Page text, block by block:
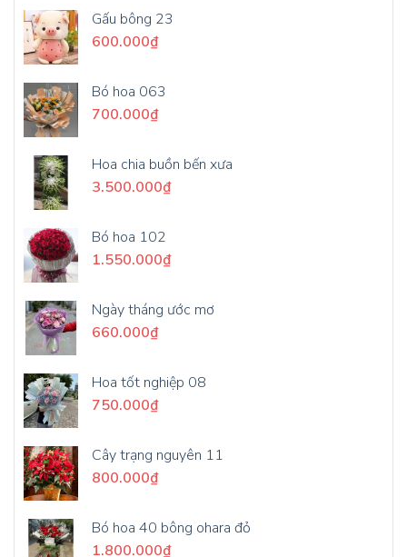
Gấu bông 23
600.000₫
Bó hoa 063
700.000₫
Hoa chia buồn bến xưa
3.500.000₫
Bó hoa 102
1.550.000₫
Ngày tháng ước mơ
660.000₫
Hoa tốt nghiệp 08
750.000₫
Cây trạng nguyên 11
800.000₫
Bó hoa 40 bông ohara đỏ
1.800.000₫